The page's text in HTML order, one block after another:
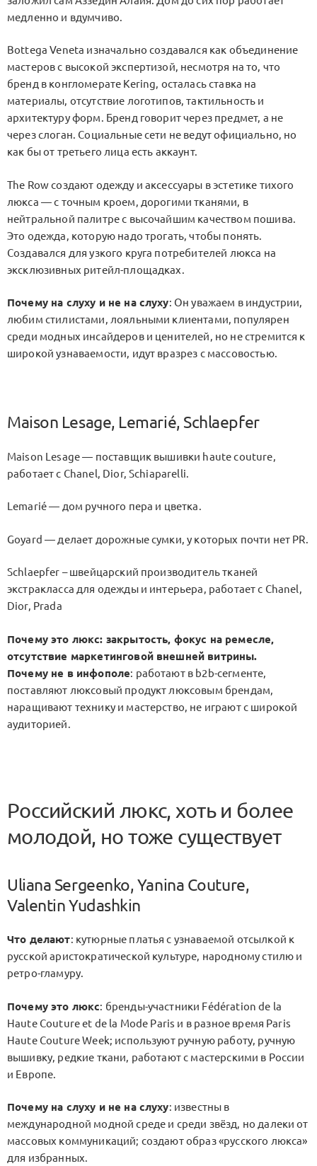
медленно и вдумчиво.
Bottega Veneta изначально создавался как объединение
мастеров с высокой экспертизой, несмотря на то, что
бренд в конгломерате Kering, осталась ставка на
материалы, отсутствие логотипов, тактильность и
архитектуру форм. Бренд говорит через предмет, а не
через слоган. Социальные сети не ведут официально, но
как бы от третьего лица есть аккаунт.
The Row создают одежду и аксессуары в эстетике тихого
люкса — с точным кроем, дорогими тканями, в
нейтральной палитре с высочайшим качеством пошива.
Это одежда, которую надо трогать, чтобы понять.
Создавался для узкого круга потребителей люкса на
эксклюзивных ритейл-площадках.
Почему на слуху и не на слуху: Он уважаем в индустрии,
любим стилистами, лояльными клиентами, популярен
среди модных инсайдеров и ценителей, но не стремится к
широкой узнаваемости, идут вразрез с массовостью.
Maison Lesage, Lemarié, Schlaepfer
Maison Lesage — поставщик вышивки haute couture,
работает с Chanel, Dior, Schiaparelli.
Lemarié — дом ручного пера и цветка.
Goyard — делает дорожные сумки, у которых почти нет PR.
Schlaepfer – швейцарский производитель тканей
экстракласса для одежды и интерьера, работает с Chanel,
Dior, Prada
Почему это люкс: закрытость, фокус на ремесле,
отсутствие маркетинговой внешней витрины.
Почему не в инфополе: работают в b2b-сегменте,
поставляют люксовый продукт люксовым брендам,
наращивают технику и мастерство, не играют с широкой
аудиторией.
Российский люкс, хоть и более
молодой, но тоже существует
Uliana Sergeenko, Yanina Couture,
Valentin Yudashkin
Что делают: кутюрные платья с узнаваемой отсылкой к
русской аристократической культуре, народному стилю и
ретро-гламуру.
Почему это люкс: бренды-участники Fédération de la
Haute Couture et de la Mode Paris и в разное время Paris
Haute Couture Week; используют ручную работу, ручную
вышивку, редкие ткани, работают с мастерскими в России
и Европе.
Почему на слуху и не на слуху: известны в
международной модной среде и среди звёзд, но далеки от
массовых коммуникаций; создают образ «русского люкса»
для избранных.